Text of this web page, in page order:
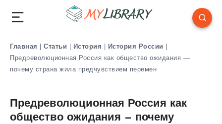
Главная | Статьи | История | История России |
Предреволюционная Россия как общество ожидания —
почему страна жила предчувствием перемен
Предреволюционная Россия как
общество ожидания — почему